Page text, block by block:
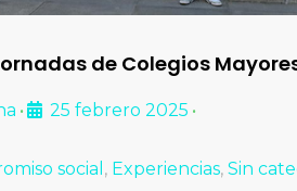
de Colegios
• 25 febrero 2025 •
social , Experiencias, Sin